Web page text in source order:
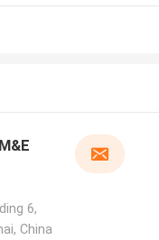
6,
China